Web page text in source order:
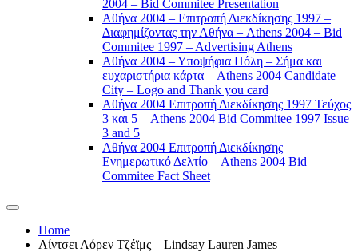
2004 – Bid Commitee Presentation
Αθήνα 2004 – Επιτροπή Διεκδίκησης 1997 –
Διαφημίζοντας την Αθήνα – Athens 2004 – Bid
Commitee 1997 – Advertising Athens
Αθήνα 2004 – Υποψήφια Πόλη – Σήμα και
ευχαριστήρια κάρτα – Athens 2004 Candidate
City – Logo and Thank you card
Αθήνα 2004 Επιτροπή Διεκδίκησης 1997 Τεύχος
3 και 5 – Athens 2004 Bid Commitee 1997 Issue
3 and 5
Αθήνα 2004 Επιτροπή Διεκδίκησης
Ενημερωτικό Δελτίο – Athens 2004 Bid
Commitee Fact Sheet
Home
Λίντσει Λόρεν Τζέϊμς – Lindsay Lauren James